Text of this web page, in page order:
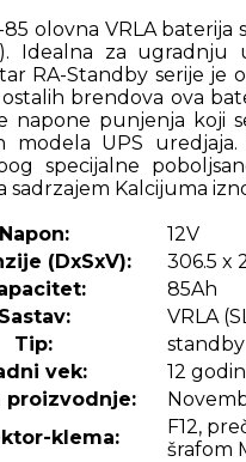
85 olovna VRLA baterija
Idealna za ugradnju
RA-Standby serije je
brendova ova
napone punjenja koji
modela UPS
specijalne
sadrzajem Kalcijuma
Napon:
12V
(DxSxV):
306.5 x
85Ah
Sastav:
VRLA
Tip:
standby
vek:
12
proizvodnje:
klema:
F12,
šrafom